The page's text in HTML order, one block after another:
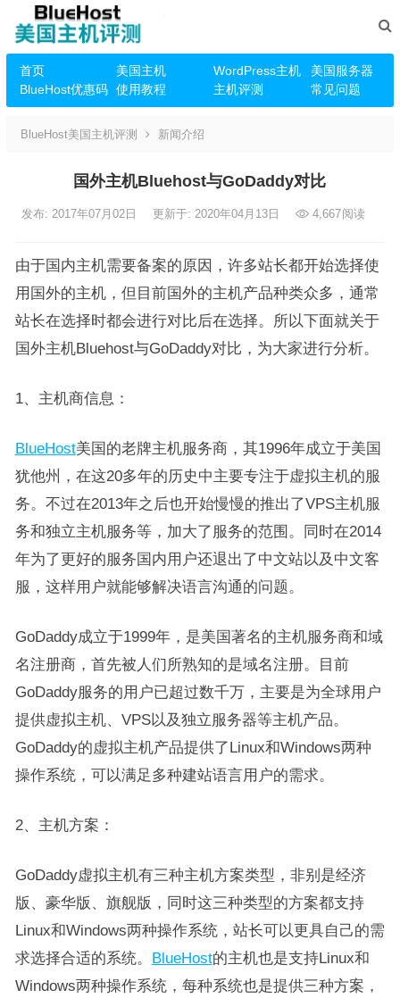
首页 美国主机 WordPress主机
美国服务器
BlueHost优惠码
使用教程 主机评测 常见问题
BlueHost美国主机评测 新闻介绍
国外主机Bluehost与GoDaddy对比
发布: 2017年07月02日 更新于: 2020年04月13日 4,667阅读
由于国内主机需要备案的原因，许多站长都开始选择使
用国外的主机，但目前国外的主机产品种类众多，通常
站长在选择时都会进行对比后在选择。所以下面就关于
国外主机Bluehost与GoDaddy对比，为大家进行分析。
1、主机商信息：
BlueHost美国的老牌主机服务商，其1996年成立于美国
犹他州，在这20多年的历史中主要专注于虚拟主机的服
务。不过在2013年之后也开始慢慢的推出了VPS主机服
务和独立主机服务等，加大了服务的范围。同时在2014
年为了更好的服务国内用户还退出了中文站以及中文客
服，这样用户就能够解决语言沟通的问题。
GoDaddy成立于1999年，是美国著名的主机服务商和域
名注册商，首先被人们所熟知的是域名注册。目前
GoDaddy服务的用户已超过数千万，主要是为全球用户
提供虚拟主机、VPS以及独立服务器等主机产品。
GoDaddy的虚拟主机产品提供了Linux和Windows两种
操作系统，可以满足多种建站语言用户的需求。
2、主机方案：
GoDaddy虚拟主机有三种主机方案类型，非别是经济
版、豪华版、旗舰版，同时这三种类型的方案都支持
Linux和Windows两种操作系统，站长可以更具自己的需
求选择合适的系统。 BlueHost的主机也是支持Linux和
Windows两种操作系统，每种系统也是提供三种方案，